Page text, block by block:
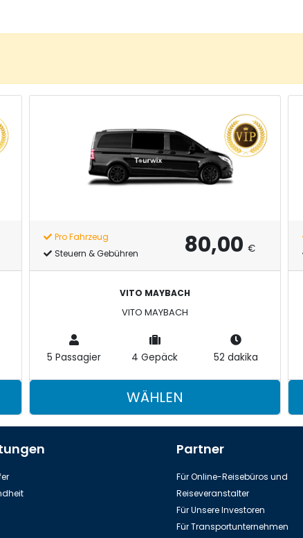
Pro Fahrzeug
Steuern & Gebühren
80,00 €
VITO MAYBACH
VITO MAYBACH
5 Passagier 4 Gepäck 52 dakika
WÄHLEN
Partner
Für Online-Reisebüros und
Reiseveranstalter
Für Unsere Investoren
Für Transportunternehmen